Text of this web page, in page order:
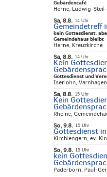
Gebärdencafé
Herne, Ludwig-
Sa, 8.8. 14 Uhr
Gemeindetreff
kein Gottesdienst,
Gemeindehaus bleibt
Herne, Kreuzkirche
Sa, 8.8. 14 Uhr
Kein
Gottesdienst und
Iserlohn,
Sa, 8.8. 15 Uhr
Kein
Rheine,
So, 9.8. 15 Uhr
Gottesdienst
Kirchlengern, ev.
So, 9.8. 15 Uhr
kein
Paderborn, Paul-